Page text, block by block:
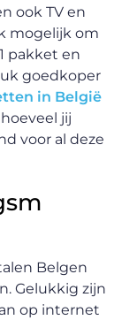
ook TV en
mogelijk om
pakket en
goedkoper
in België
jij
voor al deze
Belgen
Gelukkig zijn
op internet